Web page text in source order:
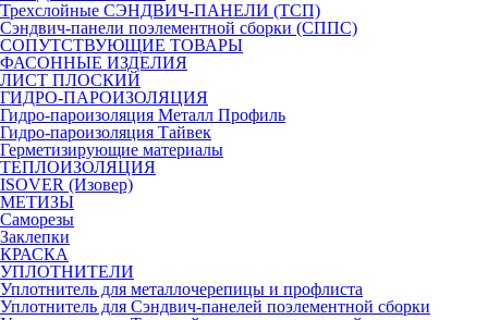
Трехслойные СЭНДВИЧ-ПАНЕЛИ (ТСП)
Сэндвич-панели поэлементной сборки (СППС)
СОПУТСТВУЮЩИЕ ТОВАРЫ
ФАСОННЫЕ ИЗДЕЛИЯ
ЛИСТ ПЛОСКИЙ
ГИДРО-ПАРОИЗОЛЯЦИЯ
Гидро-пароизоляция Металл Профиль
Гидро-пароизоляция Тайвек
Герметизирующие материалы
ТЕПЛОИЗОЛЯЦИЯ
ISOVER (Изовер)
МЕТИЗЫ
Саморезы
Заклепки
КРАСКА
УПЛОТНИТЕЛИ
Уплотнитель для металлочерепицы и профлиста
Уплотнитель для Сэндвич-панелей поэлементной сборки